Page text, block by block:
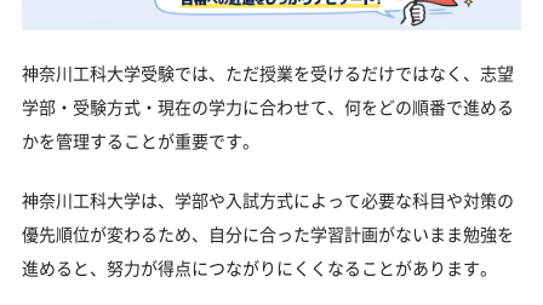
神奈川工科大学受験では、ただ授業を受けるだけではなく、志望
学部・受験方式・現在の学力に合わせて、何をどの順番で進める
かを管理することが重要です。
神奈川工科大学は、学部や入試方式によって必要な科目や対策の
優先順位が変わるため、自分に合った学習計画がないまま勉強を
進めると、努力が得点につながりにくくなることがあります。